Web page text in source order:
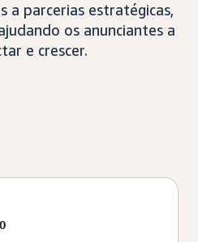
a parcerias estratégicas,
os anunciantes a
e crescer.